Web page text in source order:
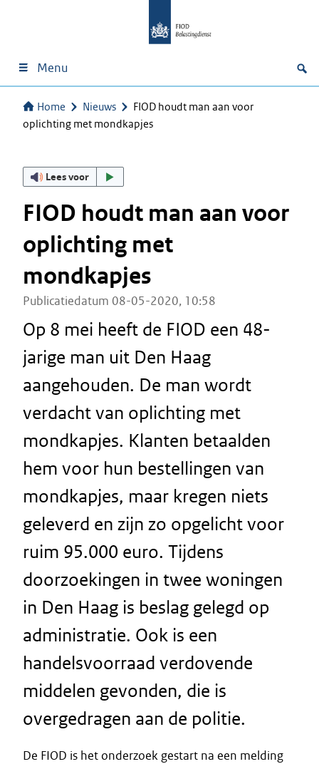
Menu
Home Nieuws
FIOD houdt man aan voor
oplichting met mondkapjes
Lees voor
FIOD houdt man aan voor
oplichting met
mondkapjes
Publicatiedatum 08-05-2020, 10:58
Op 8 mei heeft de FIOD een 48-
jarige man uit Den Haag
aangehouden. De man wordt
verdacht van oplichting met
mondkapjes. Klanten betaalden
hem voor hun bestellingen van
mondkapjes, maar kregen niets
geleverd en zijn zo opgelicht voor
ruim 95.000 euro. Tijdens
doorzoekingen in twee woningen
in Den Haag is beslag gelegd op
administratie. Ook is een
handelsvoorraad verdovende
middelen gevonden, die is
overgedragen aan de politie.
De FIOD is het onderzoek gestart na een melding